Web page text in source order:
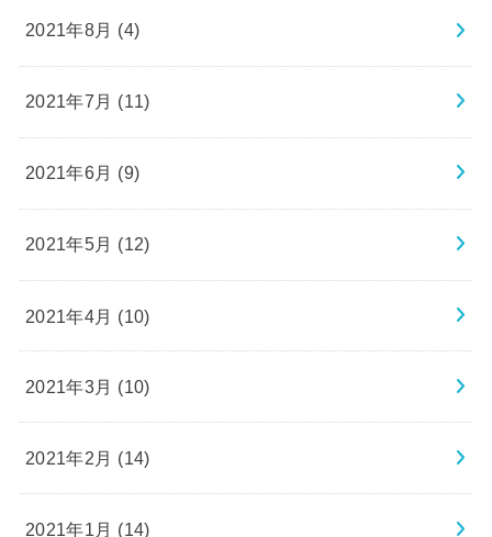
2021年8月 (4)
2021年7月 (11)
2021年6月 (9)
2021年5月 (12)
2021年4月 (10)
2021年3月 (10)
2021年2月 (14)
2021年1月 (14)